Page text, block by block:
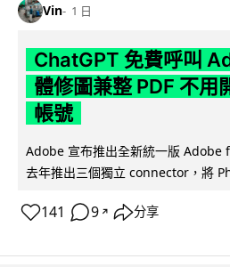
Vin 1 日
ChatGPT 免費呼叫
體修圖兼整 PDF 不用
帳號
Adobe 宣布推出全新統一版 Adobe
去年推出三個獨立 connector，將
141 9 ↗ 分享